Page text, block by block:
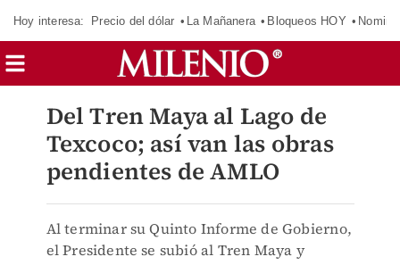
Hoy interesa: Precio del dólar La Mañanera Bloqueos HOY
Del Tren Maya al Lago de
Texcoco; así van las obras
pendientes de AMLO
Al terminar su Quinto Informe de Gobierno,
el Presidente se subió al Tren Maya y